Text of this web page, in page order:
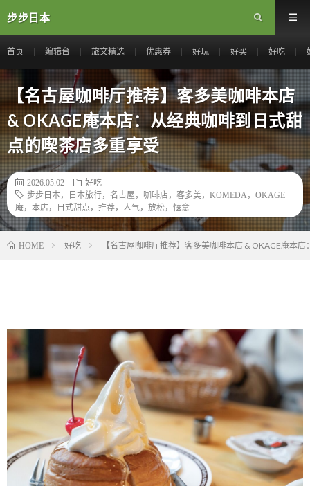
步步日本
首页 编辑台 旅文精选 优惠券 好玩 好买 好吃
【名古屋咖啡厅推荐】客多美咖啡本店
& OKAGE庵本店：从经典咖啡到日式甜
点的喫茶店多重享受
2026.05.02
好吃
步步日本，日本旅行，名古屋，咖啡店，客多美，KOMEDA，OKAGE
庵，本店，日式甜点，推荐，人气，放松，惬意
HOME 好吃 【名古屋咖啡厅推荐】客多美咖啡本店 & OKAGE庵本